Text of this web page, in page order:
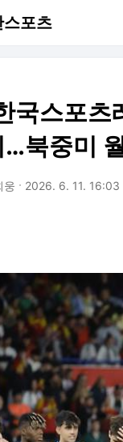
스포츠
국스포츠
…북중미
웅 2026. 6. 11. 16:03